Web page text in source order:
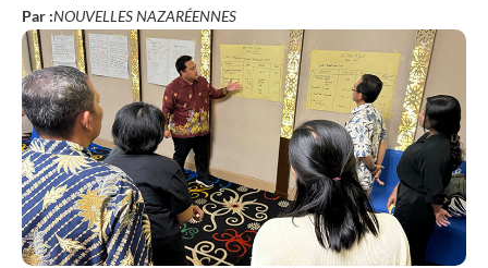
Par :NOUVELLES NAZARÉENNES